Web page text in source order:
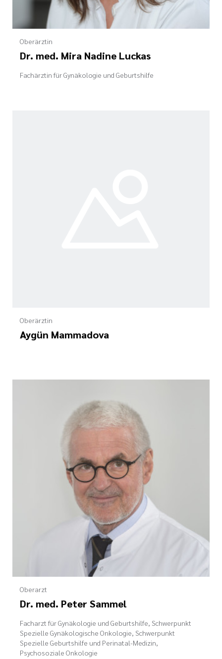
Oberärztin
Dr. med. Mira Nadine Luckas
Fachärztin für Gynäkologie und Geburtshilfe
Oberärztin
Aygün Mammadova
Oberarzt
Dr. med. Peter Sammel
Facharzt für Gynäkologie und Geburtshilfe, Schwerpunkt
Spezielle Gynäkologische Onkologie, Schwerpunkt
Spezielle Geburtshilfe und Perinatal-Medizin,
Psychosoziale Onkologie